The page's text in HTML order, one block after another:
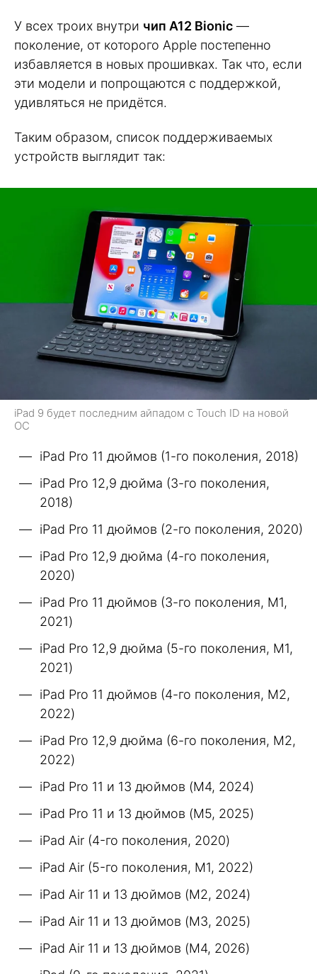
У всех троих внутри чип A12 Bionic —
поколение, от которого Apple постепенно
избавляется в новых прошивках. Так что, если
эти модели и попрощаются с поддержкой,
удивляться не придётся.
Таким образом, список поддерживаемых
устройств выглядит так:
iPad 9 будет последним айпадом с Touch ID на новой
ОС
iPad Pro 11 дюймов (1-го поколения, 2018)
iPad Pro 12,9 дюйма (3-го поколения,
2018)
iPad Pro 11 дюймов (2-го поколения, 2020)
iPad Pro 12,9 дюйма (4-го поколения,
2020)
iPad Pro 11 дюймов (3-го поколения, M1,
2021)
iPad Pro 12,9 дюйма (5-го поколения, M1,
2021)
iPad Pro 11 дюймов (4-го поколения, M2,
2022)
iPad Pro 12,9 дюйма (6-го поколения, M2,
2022)
iPad Pro 11 и 13 дюймов (M4, 2024)
iPad Pro 11 и 13 дюймов (M5, 2025)
iPad Air (4-го поколения, 2020)
iPad Air (5-го поколения, M1, 2022)
iPad Air 11 и 13 дюймов (M2, 2024)
iPad Air 11 и 13 дюймов (M3, 2025)
iPad Air 11 и 13 дюймов (M4, 2026)